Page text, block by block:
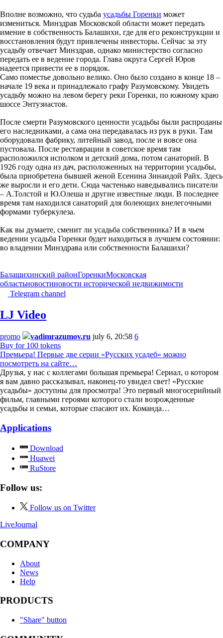
Вполне возможно, что судьба усадьбы Горенки может
измениться. Минздрав Московской области может передать
имение в собственность Балашихи, где для его реконструкции и
восстановления будут привлечены инвесторы. Сейчас за эту
усадьбу отвечает Минздрав, однако министерство согласно
передать ее в ведение города. Глава округа Сергей Юров
надеется привести ее в порядок.
Само поместье довольно велико. Оно было создано в конце 18 –
начале 19 века и принадлежало графу Разумовскому. Увидеть
усадьбу можно на левом берегу реки Горенки, по южному краю
шоссе Энтузиастов.
После смерти Разумовского ценности усадьбы были распроданы
его наследниками, а сама она передавалась из рук в руки. Там
оборудовали фабрику, литейный завод, после и вовсе она
пустовала. После реставрации в советское время там
расположился исполком и детский дома, потом санаторий. В
1926 году одна из дач, расположенных на территории усадьбы,
была приобретена бывшей женой Есенина Зинаидой Райх. Здесь
же выросли и его дети. Сюда частенько наведывались писатели
– А.Толстой и Ю.Олеша и другие известные люди. В последнее
время там находился санаторий для болеющих внелегочными
формами туберкулеза.
Как вы думаете, сменит ли усадьба собственника? И в чьем
ведении усадьба Горенки будет находиться в лучшем состоянии:
во владении Минздрава или собственности Балашихи?
Балашихинский районГоренкиМосковская
областьновостиновости исторической недвижимости
Telegram channel
LJ Video
promo vadimrazumov.ru july 6, 20:58 6
Buy for 100 tokens
Премьера! Первые две серии «Русских усадеб» можно
посмотреть на сайте…
Друзья, у нас с коллегами большая премьера! Сериал, о котором
я вам давно рассказывал, наконец-то увидел свет! «Русские
усадьбы» доступны для просмотра! Это первый многосерийный
фильм, главными героями которого стали возрожденные
усадьбы и семьи, которые спасают их. Команда…
Applications
Download
Huawei
RuStore
Follow us:
Follow us on Twitter
LiveJournal
COMPANY
About
News
Help
PRODUCTS
"Share" button